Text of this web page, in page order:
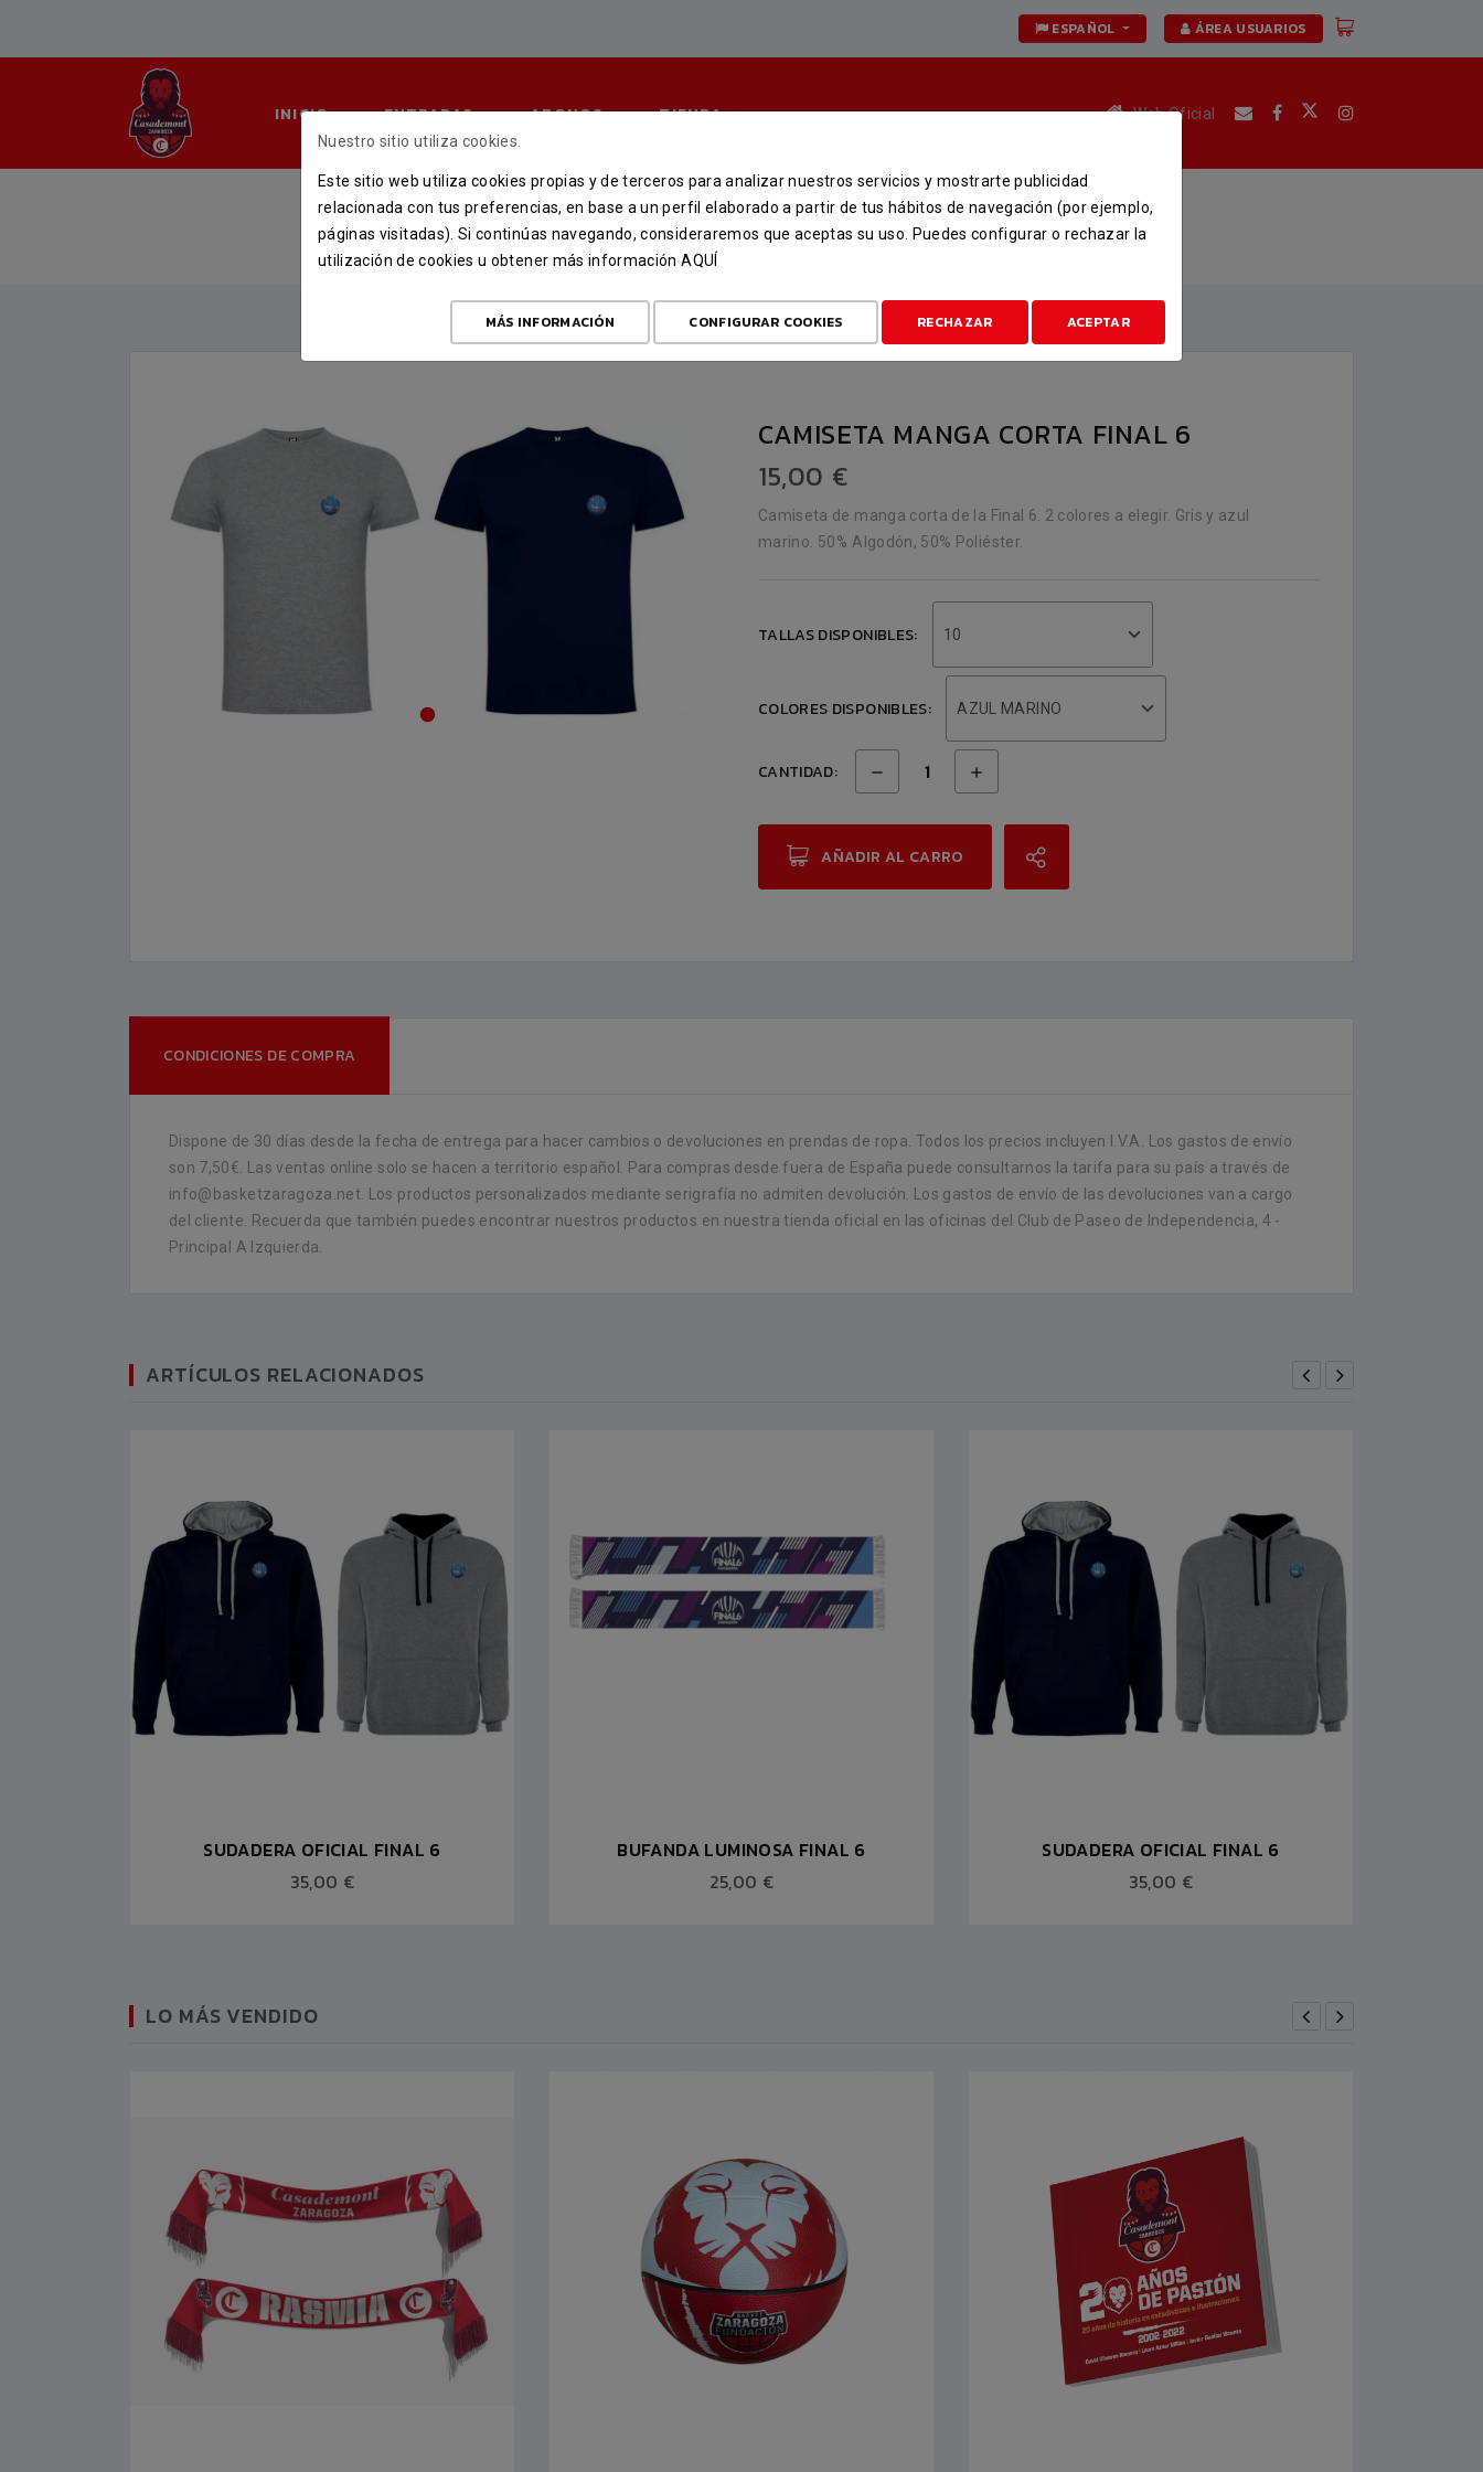
ESPAÑOL ÁREA USUARIOS
INICIO ENTRADAS ABONOS TIENDA Web Oficial
CAMISETA MANGA CORTA FINAL 6
INICIO TIENDA FINAL SIX
CAMISETA MANGA CORTA FINAL 6
15,00 €
Camiseta de manga corta de la Final 6. 2 colores a elegir. Gris y azul
marino. 50% Algodón, 50% Poliéster.
TALLAS DISPONIBLES: 10
COLORES DISPONIBLES: AZUL MARINO
CANTIDAD:
AÑADIR AL CARRO
CONDICIONES DE COMPRA
Dispone de 30 días desde la fecha de entrega para hacer cambios o devoluciones en prendas de ropa. Todos los precios incluyen I.V.A. Los gastos de envío
son 7,50€. Las ventas online solo se hacen a territorio español. Para compras desde fuera de España puede consultarnos la tarifa para su país a través de
info@basketzaragoza.net. Los productos personalizados mediante serigrafía no admiten devolución. Los gastos de envío de las devoluciones van a cargo
del cliente. Recuerda que también puedes encontrar nuestros productos en nuestra tienda oficial en las oficinas del Club de Paseo de Independencia, 4 -
Principal A Izquierda.
ARTÍCULOS RELACIONADOS
SUDADERA OFICIAL FINAL 6
35,00 €
BUFANDA LUMINOSA FINAL 6
25,00 €
SUDADERA OFICIAL FINAL 6
35,00 €
LO MÁS VENDIDO
Nuestro sitio utiliza cookies.
Este sitio web utiliza cookies propias y de terceros para analizar nuestros servicios y mostrarte publicidad
relacionada con tus preferencias, en base a un perfil elaborado a partir de tus hábitos de navegación (por ejemplo,
páginas visitadas). Si continúas navegando, consideraremos que aceptas su uso. Puedes configurar o rechazar la
utilización de cookies u obtener más informaciónAQUÍ
MÁS INFORMACIÓN CONFIGURAR COOKIES RECHAZAR ACEPTAR